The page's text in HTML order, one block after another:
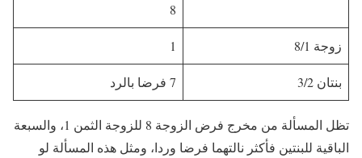
8
زوجة 8/1 1
بنتان 3/2 7 فرضا بالرد
تظل المسألة من مخرج فرض الزوجة 8 للزوجة الثمن 1، والسبعة
الباقية للبنتين فأكثر نالتهما فرضا وردا، ومثل هذه المسألة لو